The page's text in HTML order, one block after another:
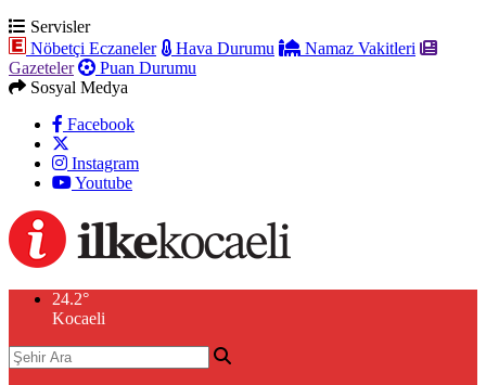
Servisler
Nöbetçi Eczaneler
Hava Durumu
Namaz Vakitleri
Gazeteler
Puan Durumu
Sosyal Medya
Facebook
Instagram
Youtube
24.2°
Kocaeli